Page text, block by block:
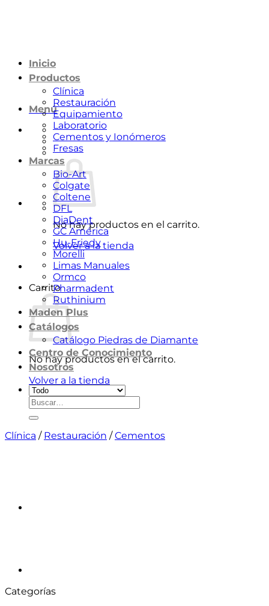
Menú
No hay productos en el carrito.
Volver a la tienda
Carrito
No hay productos en el carrito.
Volver a la tienda
Inicio
Productos
Clínica
Restauración
Equipamiento
Laboratorio
Cementos y Ionómeros
Fresas
Marcas
Bio-Art
Colgate
Coltene
DFL
DiaDent
GC América
Hu-Friedy
Morelli
Limas Manuales
Ormco
Pharmadent
Ruthinium
Maden Plus
Catálogos
Catálogo Piedras de Diamante
Centro de Conocimiento
Nosotros
Buscar
por:
Clínica / Restauración / Cementos
Categorías